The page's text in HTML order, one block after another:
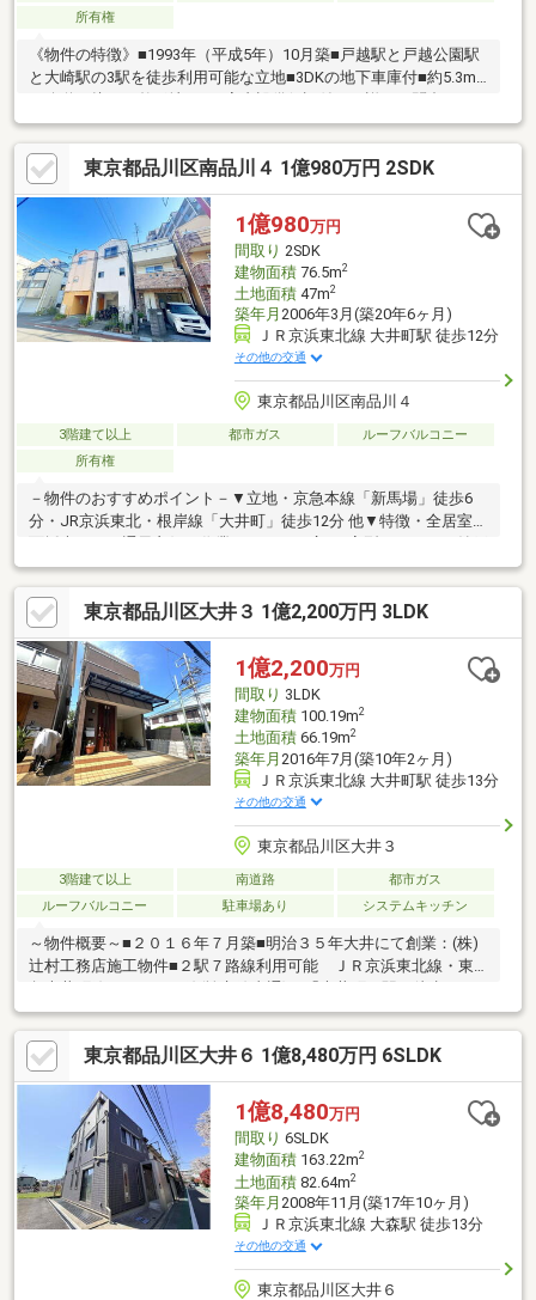
所有権
《物件の特徴》■1993年（平成5年）10月築■戸越駅と戸越公園駅
と大崎駅の3駅を徒歩利用可能な立地■3DKの地下車庫付■約5.3m
の公道に接する整形地です■室内設備保証付き（詳細お問合せく
ださい）
東京都品川区南品川４ 1億980万円 2SDK
1億980万円
間取り 2SDK
建物面積76.5m2
土地面積47m2
築年月 2006年3月(築20年6ヶ月)
ＪＲ京浜東北線 大井町駅 徒歩12分
その他の交通
東京都品川区南品川４
3階建て以上 都市ガス
ルーフバルコニー
所有権
－物件のおすすめポイント－▼立地・京急本線「新馬場」徒歩6
分・JR京浜東北・根岸線「大井町」徒歩12分 他▼特徴・全居室3
約5.2帖は窓付き、多目的に活用可能・1・2・3階にトイレがあ
り、気兼ねなく利用可能・室内大変丁寧にお使いです▼設備・各
居室複層ガラス▼周辺環境・品川学園 徒歩6分(約420m)・子供の
森公園 徒歩4分(約320m)・まいばすけっと大井町駅北店 徒歩5分
(約350m)■ ご希望の住まい探しをお手伝いします
━━━━━・・・物件の詳細・ご相談はお気軽にお問い合わせく
ださい。
東京都品川区大井３ 1億2,200万円 3LDK
1億2,200万円
間取り 3LDK
建物面積100.19m2
土地面積66.19m2
築年月 2016年7月(築10年2ヶ月)
ＪＲ京浜東北線 大井町駅 徒歩13分
その他の交通
東京都品川区大井３
3階建て以上 南道路
都市ガス
ルーフバルコニー
駐車場あり システムキッチン
～物件概要～■２０１６年７月築■明治３５年大井にて創業：(株)
辻村工務店施工物件■２駅７路線利用可能 ＪＲ京浜東北線・東
急大井町線・りんかい線(埼京線直通) 「大井町」駅：徒歩１３
分ＪＲ横須賀線・湘南新宿ライン・埼京線・相鉄線直通 「西大
井」駅：徒歩９分■南側・北側二方向の道路に接道、両側より採
光がとれます■全居室６帖以上※３階南側居室は一部和室仕様とな
ります ■駐車スペース有（長さ約4850mm×幅約
2560mm×高さ約2560mm※電源コンセント有）■南側・北側それぞ
れにバルコニー有■ウォークインクローゼット有■浴室・トイレ・
キッチン全てに窓があります
東京都品川区大井６ 1億8,480万円 6SLDK
1億8,480万円
間取り 6SLDK
建物面積163.22m2
土地面積82.64m2
築年月 2008年11月(築17年10ヶ月)
ＪＲ京浜東北線 大森駅 徒歩13分
その他の交通
東京都品川区大井６